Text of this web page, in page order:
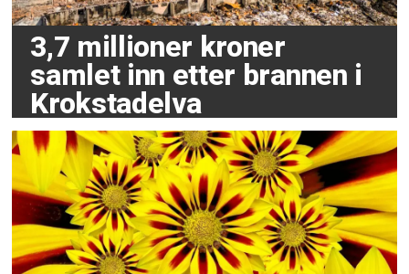
3,7 millioner kroner
samlet inn etter brannen i
Krokstadelva